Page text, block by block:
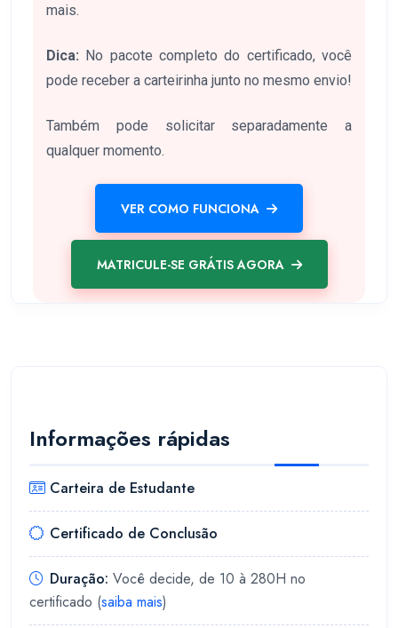
mais.
Dica: No pacote completo do certificado, você
pode receber a carteirinha junto no mesmo envio!
Também pode solicitar separadamente a
qualquer momento.
VER COMO FUNCIONA
MATRICULE-SE GRÁTIS AGORA
Informações rápidas
Carteira de Estudante
Certificado de Conclusão
Duração: Você decide, de 10 à 280H no
certificado (saiba mais)